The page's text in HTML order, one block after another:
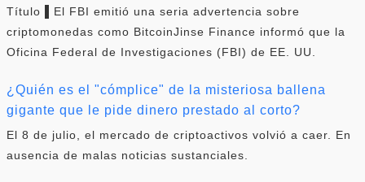
Título ▌El FBI emitió una seria advertencia sobre
criptomonedas como BitcoinJinse Finance informó que la
Oficina Federal de Investigaciones (FBI) de EE. UU.
¿Quién es el "cómplice" de la misteriosa ballena
gigante que le pide dinero prestado al corto?
El 8 de julio, el mercado de criptoactivos volvió a caer. En
ausencia de malas noticias sustanciales.